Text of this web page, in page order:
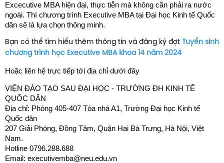
Excecutive MBA hiện đại, thực tiễn mà không cần phải ra nước
ngoài. Thì chương trình Executive MBA tại Đại học Kinh tế Quốc
dân sẽ là lựa chọn thông minh.
Bạn có thể tìm hiểu thêm thông tin và đăng ký đợt Tuyển sinh
chương trình học Executive MBA khóa 14 năm 2024
Hoặc liên hệ trực tiếp tới địa chỉ dưới đây
VIỆN ĐÀO TẠO SAU ĐẠI HỌC - TRƯỜNG ĐH KINH TẾ
QUỐC DÂN
Địa chỉ: Phòng 405-407 Tòa nhà A1, Trường Đại học Kinh tế
Quốc dân
207 Giải Phóng, Đồng Tâm, Quận Hai Bà Trưng, Hà Nội, Việt
Nam.
Hotline 0796.288.688
Email: executivemba@neu.edu.vn